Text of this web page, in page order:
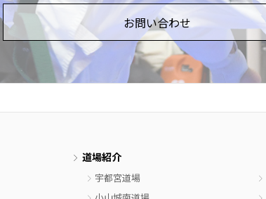
お問い合わせ
道場紹介
宇都宮道場